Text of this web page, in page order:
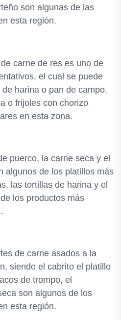
son algunas de las
esta región.
carne de res es uno de
el cual se puede
harina o pan de campo.
o frijoles con chorizo
en esta zona.
puerco, la carne seca y el
algunos de los platillos más
las tortillas de harina y el
los productos más
de carne asados a la
siendo el cabrito el platillo
de trompo, el
son algunos de los
esta región.